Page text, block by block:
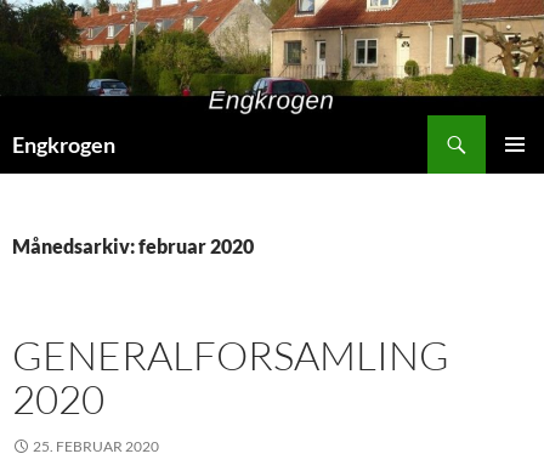
Hop
Engkrogen
Månedsarkiv: februar 2020
GENERALFORSAMLING
2020
25. FEBRUAR 2020